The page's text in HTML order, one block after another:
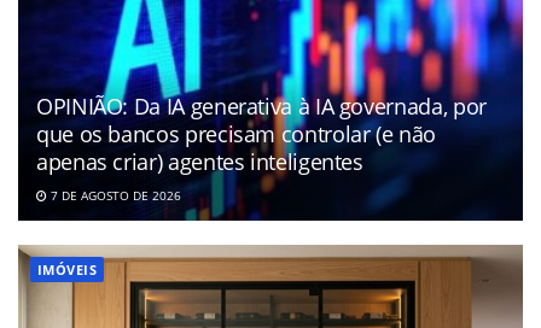
OPINIÃO: Da IA generativa à IA governada, por
que os bancos precisam controlar (e não
apenas criar) agentes inteligentes
7 DE AGOSTO DE 2026
IMÓVEIS